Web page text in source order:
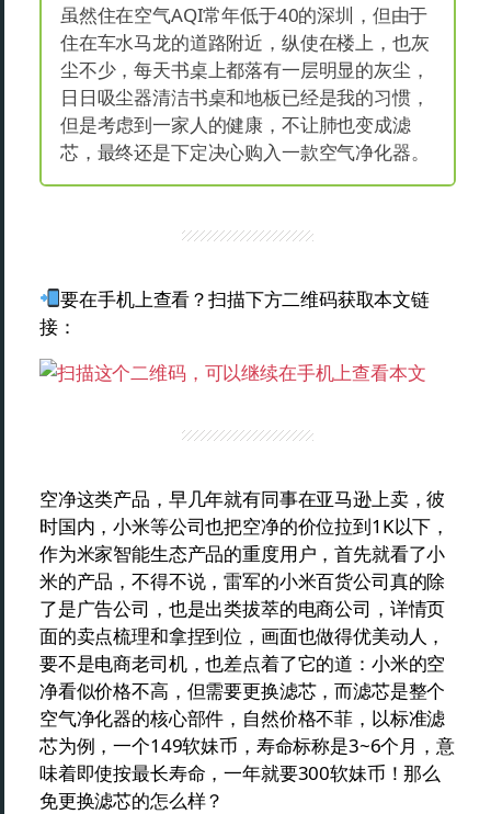
虽然住在空气AQI常年低于40的深圳，但由于
住在车水马龙的道路附近，纵使在楼上，也灰
尘不少，每天书桌上都落有一层明显的灰尘，
日日吸尘器清洁书桌和地板已经是我的习惯，
但是考虑到一家人的健康，不让肺也变成滤
芯，最终还是下定决心购入一款空气净化器。
要在手机上查看？扫描下方二维码获取本文链
接：
空净这类产品，早几年就有同事在亚马逊上卖，彼
时国内，小米等公司也把空净的价位拉到1K以下，
作为米家智能生态产品的重度用户，首先就看了小
米的产品，不得不说，雷军的小米百货公司真的除
了是广告公司，也是出类拔萃的电商公司，详情页
面的卖点梳理和拿捏到位，画面也做得优美动人，
要不是电商老司机，也差点着了它的道：小米的空
净看似价格不高，但需要更换滤芯，而滤芯是整个
空气净化器的核心部件，自然价格不菲，以标准滤
芯为例，一个149软妹币，寿命标称是3~6个月，意
味着即使按最长寿命，一年就要300软妹币！那么
免更换滤芯的怎么样？